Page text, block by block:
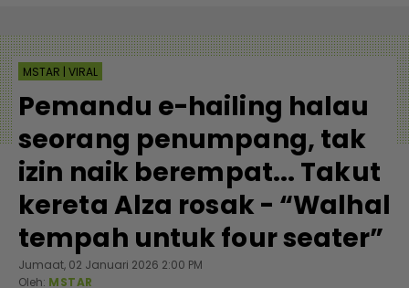
MSTAR | VIRAL
Pemandu e-hailing halau
seorang penumpang, tak
izin naik berempat... Takut
kereta Alza rosak - “Walhal
tempah untuk four seater”
Jumaat, 02 Januari 2026 2:00 PM
Oleh: MSTAR